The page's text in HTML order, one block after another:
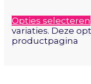
Opties selecteren
variaties. Deze
productpagina